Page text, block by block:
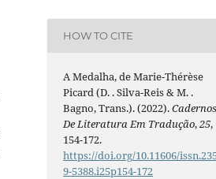
HOW TO CITE
A Medalha, de Marie-Thérèse
Picard (D. . Silva-Reis & M. .
Bagno, Trans.). (2022).
De Literatura Em Tradução,25,
154-172.
https://doi.org/10.11606/
9-5388.i25p154-172